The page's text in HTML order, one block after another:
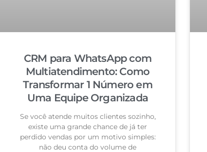
CRM para WhatsApp com
Multiatendimento: Como
Transformar 1 Número em
Uma Equipe Organizada
Se você atende muitos clientes sozinho,
existe uma grande chance de já ter
perdido vendas por um motivo simples:
não deu conta do volume de